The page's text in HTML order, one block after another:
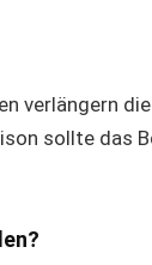
verlängern
sollte das